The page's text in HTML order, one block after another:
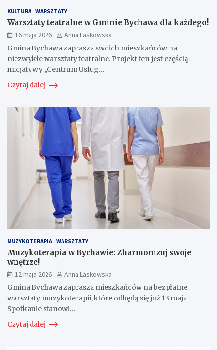
KULTURA WARSZTATY
Warsztaty teatralne w Gminie Bychawa dla każdego!
16 maja 2026
Anna Laskowska
Gmina Bychawa zaprasza swoich mieszkańców na
niezwykłe warsztaty teatralne. Projekt ten jest częścią
inicjatywy „Centrum Usług…
Czytaj dalej
MUZYKOTERAPIA WARSZTATY
Muzykoterapia w Bychawie: Zharmonizuj swoje
wnętrze!
12 maja 2026
Anna Laskowska
Gmina Bychawa zaprasza mieszkańców na bezpłatne
warsztaty muzykoterapii, które odbędą się już 13 maja.
Spotkanie stanowi…
Czytaj dalej